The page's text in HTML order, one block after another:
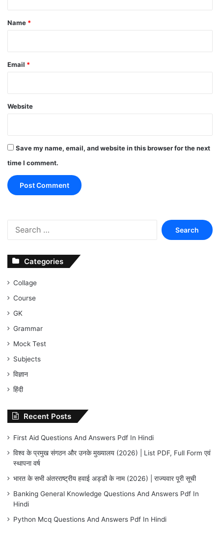
*
Name *
Email *
Website
Save my name, email, and website in this browser for the next
time I comment.
Search
for:
Categories
Collage
Course
GK
Grammar
Mock Test
Subjects
विज्ञान
हिंदी
Recent Posts
First Aid Questions And Answers Pdf In Hindi
विश्व के प्रमुख संगठन और उनके मुख्यालय (2026) | List PDF, Full Form एवं
स्थापना वर्ष
भारत के सभी अंतरराष्ट्रीय हवाई अड्डों के नाम (2026) | राज्यवार पूरी सूची
Banking General Knowledge Questions And Answers Pdf In
Hindi
Python Mcq Questions And Answers Pdf In Hindi